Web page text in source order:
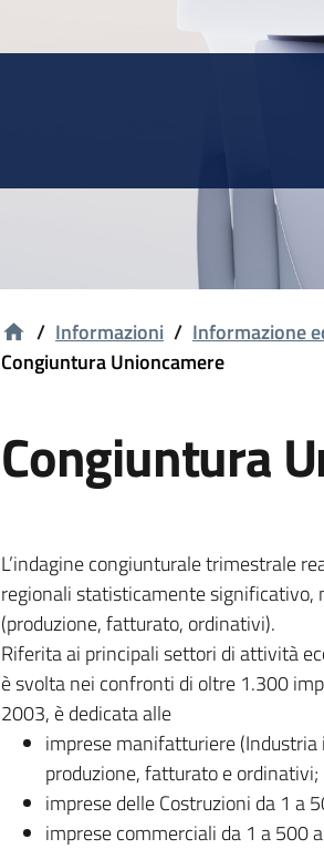
/ Informazioni / Informazione
Congiuntura Unioncamere
Congiuntura
L’indagine congiunturale trimestrale
regionali statisticamente
(produzione, fatturato, ordinativi).
Riferita ai principali settori di attività
è svolta nei confronti di oltre 1.300
2003, è dedicata alle
imprese manifatturiere
produzione, fatturato e ordinativi;
imprese delle Costruzioni da 1 a
imprese commerciali da 1 a 500